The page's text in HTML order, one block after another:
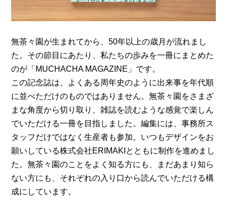
無茶々園が生まれてから、50年以上の歳月が流れまし
た。その節目にあたり、私たちの歩みを一冊にまとめた
のが「MUCHACHA MAGAZINE」です。
この記念誌は、よくある周年史のように出来事を年代順
に並べただけのものではありません。無茶々園をさまざ
まな角度から切り取り、雑誌を読むような感覚で楽しん
でいただける一冊を目指しました。編集には、事務所ス
タッフだけではなく生産者も参加。いつもデザインをお
願いしている株式会社ERIMAKIとともに制作を進めまし
た。無茶々園のことをよく知る方にも、まだあまり知ら
ない方にも、それぞれの入り口から読んでいただける構
成にしています。